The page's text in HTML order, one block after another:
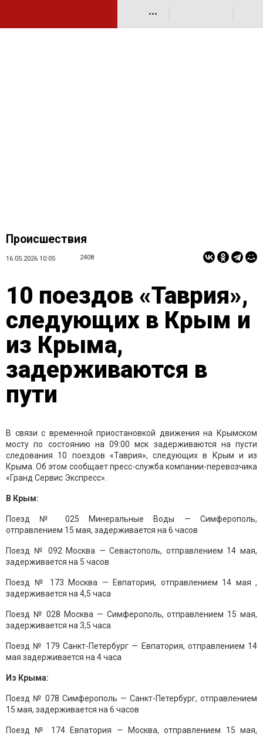
•••
Происшествия
16.05.2026 10:05 2408
10 поездов «Таврия»,
следующих в Крым и
из Крыма,
задерживаются в
пути
В связи с временной приостановкой движения на Крымском
мосту по состоянию на 09:00 мск задерживаются на пусти
следования 10 поездов «Таврия», следующих в Крым и из
Крыма. Об этом сообщает пресс-служба компании-перевозчика
«Гранд Сервис Экспресс».
В Крым:
Поезд № 025 Минеральные Воды — Симферополь,
отправлением 15 мая, задерживается на 6 часов
Поезд № 092 Москва — Севастополь, отправлением 14 мая,
задерживается на 5 часов
Поезд № 173 Москва — Евпатория, отправлением 14 мая ,
задерживается на 4,5 часа
Поезд № 028 Москва — Симферополь, отправлением 15 мая,
задерживается на 3,5 часа
Поезд № 179 Санкт-Петербург — Евпатория, отправлением 14
мая задерживается на 4 часа
Из Крыма:
Поезд № 078 Симферополь — Санкт-Петербург, отправлением
15 мая, задерживается на 6 часов
Поезд № 174 Евпатория — Москва, отправлением 15 мая,